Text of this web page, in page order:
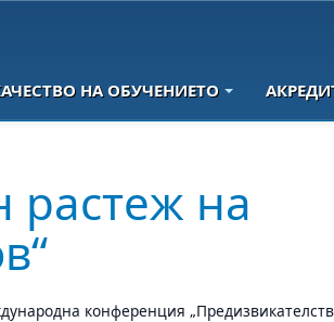
НА ОБУЧЕНИЕТО
растеж на
конференция